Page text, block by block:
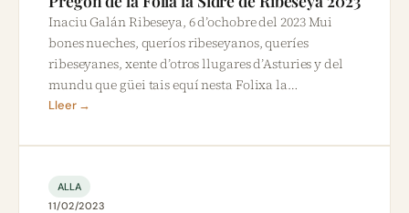
Inaciu Galán Ribeseya, 6 d’ochobre del 2023 Mui
bones nueches, queríos ribeseyanos, queríes
ribeseyanes, xente d’otros llugares d’Asturies y del
mundu que güei tais equí nesta Folixa la…
Lleer →
ALLA
11/02/2023